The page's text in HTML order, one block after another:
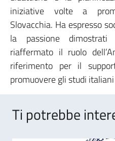
iniziative volte a
Slovacchia. Ha espresso
la passione
riaffermato il ruolo
riferimento per il
promuovere gli studi
Ti potrebbe